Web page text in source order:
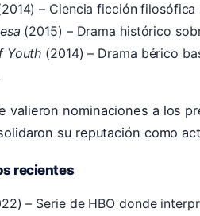
– Ciencia ficción
(2015) – Drama histórico
Youth (2014) – Drama bérico
valieron nominaciones a los
su reputación como
recientes
– Serie de HBO donde